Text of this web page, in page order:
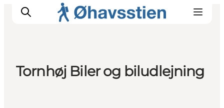
Tornhøj Biler og biludlejning